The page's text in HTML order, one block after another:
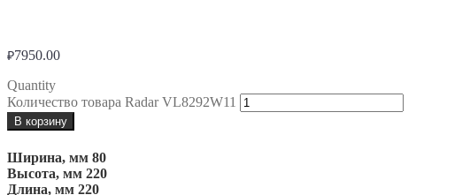
₽7950.00
Quantity
Количество товара Radar VL8292W11
В корзину
Ширина, мм 80
Высота, мм 220
Длина, мм 220